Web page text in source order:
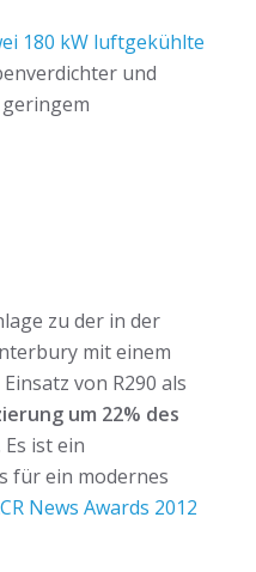
180 kW luftgekühlte
und
zu der in der
mit einem
von R290 als
um 22% des
ist ein
für ein modernes
News Awards 2012